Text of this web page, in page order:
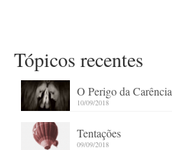
Tópicos recentes
O Perigo da Carência
10/09/2018
Tentações
09/09/2018